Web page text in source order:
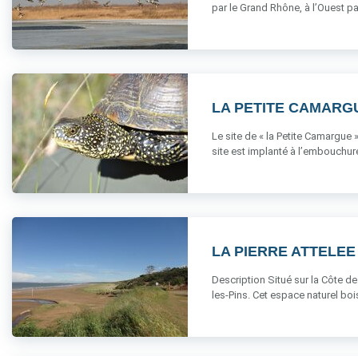
par le Grand Rhône, à l’Ouest
LA PETITE
Le site de « la Petite
site est implanté à
LA PIERRE ATTELEE
Description Situé sur la Côte
les-Pins. Cet espace naturel